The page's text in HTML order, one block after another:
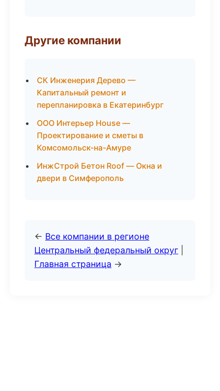
Другие компании
СК Инженерия Дерево —
Капитальный ремонт и
перепланировка в Екатеринбург
ООО Интерьер House —
Проектирование и сметы в
Комсомольск-на-Амуре
ИнжСтрой Бетон Roof — Окна и
двери в Симферополь
← Все компании в регионе
Центральный федеральный округ
Главная страница →